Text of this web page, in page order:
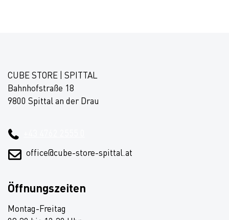
CUBE STORE | SPITTAL
Bahnhofstraße 18
9800 Spittal an der Drau
office@cube-store-spittal.at
Öffnungszeiten
Montag-Freitag